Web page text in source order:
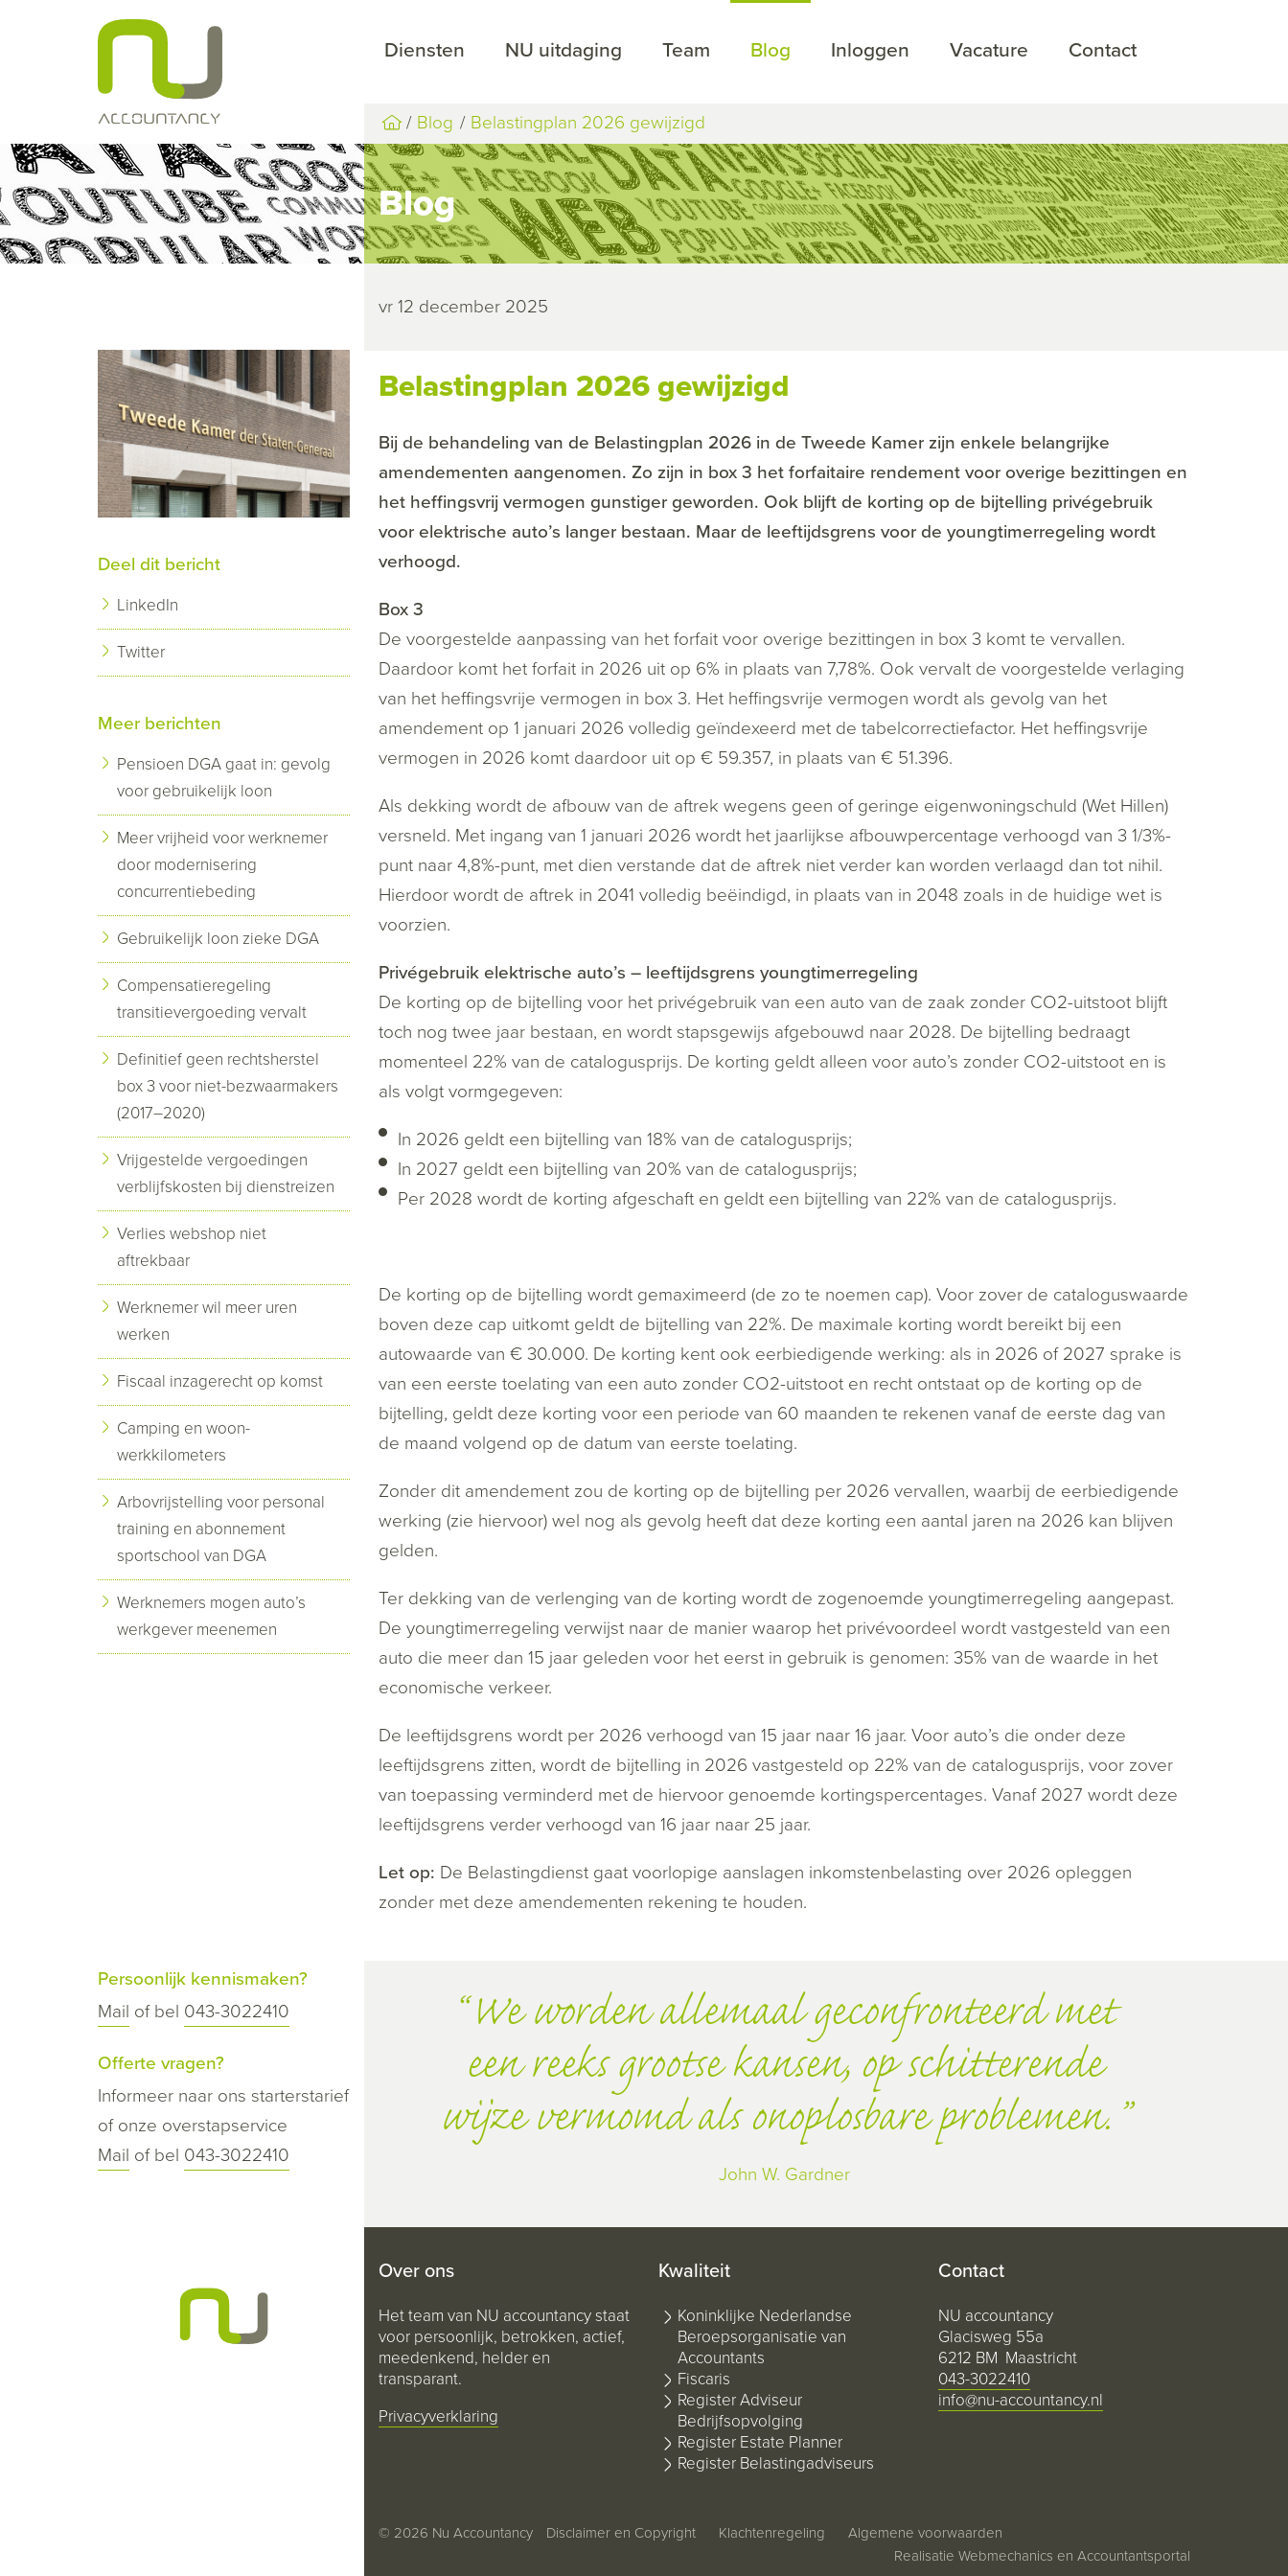
Diensten NU uitdaging Team Blog Inloggen Vacature Contact
Blog Belastingplan 2026 gewijzigd
Blog
vr 12 december 2025
Belastingplan 2026 gewijzigd
Bij de behandeling van de Belastingplan 2026 in de Tweede Kamer zijn enkele belangrijke
amendementen aangenomen. Zo zijn in box 3 het forfaitaire rendement voor overige bezittingen en
het heffingsvrij vermogen gunstiger geworden. Ook blijft de korting op de bijtelling privégebruik
voor elektrische auto’s langer bestaan. Maar de leeftijdsgrens voor de youngtimerregeling wordt
verhoogd.
Box 3
De voorgestelde aanpassing van het forfait voor overige bezittingen in box 3 komt te vervallen.
Daardoor komt het forfait in 2026 uit op 6% in plaats van 7,78%. Ook vervalt de voorgestelde verlaging
van het heffingsvrije vermogen in box 3. Het heffingsvrije vermogen wordt als gevolg van het
amendement op 1 januari 2026 volledig geïndexeerd met de tabelcorrectiefactor. Het heffingsvrije
vermogen in 2026 komt daardoor uit op € 59.357, in plaats van € 51.396.
Als dekking wordt de afbouw van de aftrek wegens geen of geringe eigenwoningschuld (Wet Hillen)
versneld. Met ingang van 1 januari 2026 wordt het jaarlijkse afbouwpercentage verhoogd van 3 1/3%-
punt naar 4,8%-punt, met dien verstande dat de aftrek niet verder kan worden verlaagd dan tot nihil.
Hierdoor wordt de aftrek in 2041 volledig beëindigd, in plaats van in 2048 zoals in de huidige wet is
voorzien.
Privégebruik elektrische auto’s – leeftijdsgrens youngtimerregeling
De korting op de bijtelling voor het privégebruik van een auto van de zaak zonder CO2-uitstoot blijft
toch nog twee jaar bestaan, en wordt stapsgewijs afgebouwd naar 2028. De bijtelling bedraagt
momenteel 22% van de catalogusprijs. De korting geldt alleen voor auto’s zonder CO2-uitstoot en is
als volgt vormgegeven:
In 2026 geldt een bijtelling van 18% van de catalogusprijs;
In 2027 geldt een bijtelling van 20% van de catalogusprijs;
Per 2028 wordt de korting afgeschaft en geldt een bijtelling van 22% van de catalogusprijs.
De korting op de bijtelling wordt gemaximeerd (de zo te noemen cap). Voor zover de cataloguswaarde
boven deze cap uitkomt geldt de bijtelling van 22%. De maximale korting wordt bereikt bij een
autowaarde van € 30.000. De korting kent ook eerbiedigende werking: als in 2026 of 2027 sprake is
van een eerste toelating van een auto zonder CO2-uitstoot en recht ontstaat op de korting op de
bijtelling, geldt deze korting voor een periode van 60 maanden te rekenen vanaf de eerste dag van
de maand volgend op de datum van eerste toelating.
Zonder dit amendement zou de korting op de bijtelling per 2026 vervallen, waarbij de eerbiedigende
werking (zie hiervoor) wel nog als gevolg heeft dat deze korting een aantal jaren na 2026 kan blijven
gelden.
Ter dekking van de verlenging van de korting wordt de zogenoemde youngtimerregeling aangepast.
De youngtimerregeling verwijst naar de manier waarop het privévoordeel wordt vastgesteld van een
auto die meer dan 15 jaar geleden voor het eerst in gebruik is genomen: 35% van de waarde in het
economische verkeer.
De leeftijdsgrens wordt per 2026 verhoogd van 15 jaar naar 16 jaar. Voor auto’s die onder deze
leeftijdsgrens zitten, wordt de bijtelling in 2026 vastgesteld op 22% van de catalogusprijs, voor zover
van toepassing verminderd met de hiervoor genoemde kortingspercentages. Vanaf 2027 wordt deze
leeftijdsgrens verder verhoogd van 16 jaar naar 25 jaar.
Let op: De Belastingdienst gaat voorlopige aanslagen inkomstenbelasting over 2026 opleggen
zonder met deze amendementen rekening te houden.
Deel dit bericht
LinkedIn
Twitter
Meer berichten
Pensioen DGA gaat in: gevolg
voor gebruikelijk loon
Meer vrijheid voor werknemer
door modernisering
concurrentiebeding
Gebruikelijk loon zieke DGA
Compensatieregeling
transitievergoeding vervalt
Definitief geen rechtsherstel
box 3 voor niet-bezwaarmakers
(2017–2020)
Vrijgestelde vergoedingen
verblijfskosten bij dienstreizen
Verlies webshop niet
aftrekbaar
Werknemer wil meer uren
werken
Fiscaal inzagerecht op komst
Camping en woon-
werkkilometers
Arbovrijstelling voor personal
training en abonnement
sportschool van DGA
Werknemers mogen auto’s
werkgever meenemen
Persoonlijk kennismaken?
Mail of bel 043-3022410
Offerte vragen?
Informeer naar ons starterstarief
of onze overstapservice
Mail of bel 043-3022410
We worden allemaal geconfronteerd met
een reeks grootse kansen, op schitterende
wijze vermomd als onoplosbare problemen.
John W. Gardner
Over ons
Het team van NU accountancy staat
voor persoonlijk, betrokken, actief,
meedenkend, helder en
transparant.
Privacyverklaring
Kwaliteit
Koninklijke Nederlandse
Beroepsorganisatie van
Accountants
Fiscaris
Register Adviseur
Bedrijfsopvolging
Register Estate Planner
Register Belastingadviseurs
Contact
NU accountancy
Glacisweg 55a
6212 BM Maastricht
043-3022410
info@nu-accountancy.nl
© 2026 Nu Accountancy Disclaimer en Copyright Klachtenregeling
Algemene voorwaarden
Realisatie Webmechanics en Accountantsportal